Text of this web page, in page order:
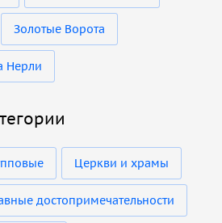
Золотые Ворота
Нерли
Церкви и храмы
достопримечательности